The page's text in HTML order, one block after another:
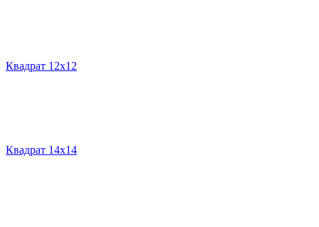
Квадрат 12х12
Квадрат 14х14